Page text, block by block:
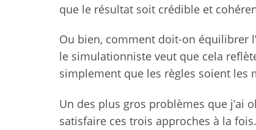
que le résultat soit crédible et
Ou bien, comment doit-on équilibrer
le simulationniste veut que cela
simplement que les règles soient les
Un des plus gros problèmes que j’ai
satisfaire ces trois approches à la